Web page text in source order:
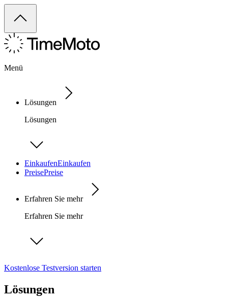
Menü
Lösungen
Lösungen
EinkaufenEinkaufen
PreisePreise
Erfahren Sie mehr
Erfahren Sie mehr
Kostenlose Testversion starten
Lösungen